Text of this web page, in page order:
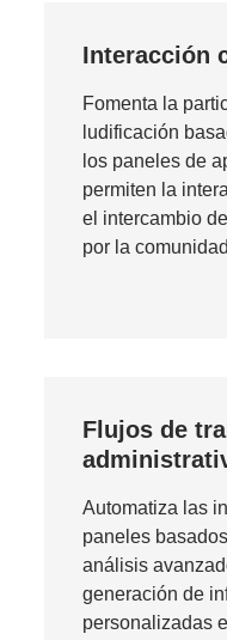
Interacción
Fomenta la
ludificación
los paneles de
permiten la
el intercambio
por la
Flujos de
Automatiza las
paneles
análisis
generación de
personalizadas